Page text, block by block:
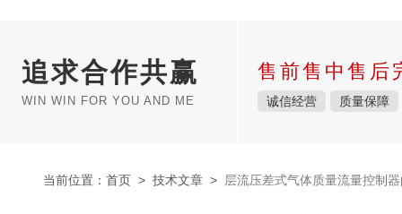
追求合作共赢
WIN WIN FOR YOU AND ME
售前售中售后
诚信经营 质量保障
当前位置： 首页 > 技术文章 > 层流压差式气体质量流量控制